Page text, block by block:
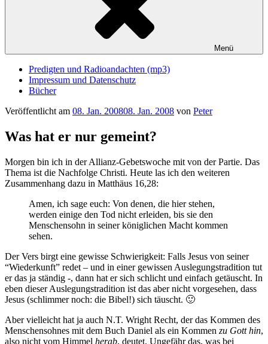
Menü
Predigten und Radioandachten (mp3)
Impressum und Datenschutz
Bücher
Veröffentlicht am 08. Jan. 200808. Jan. 2008 von Peter
Was hat er nur gemeint?
Morgen bin ich in der Allianz-Gebetswoche mit von der Partie. Das
Thema ist die Nachfolge Christi. Heute las ich den weiteren
Zusammenhang dazu in Matthäus 16,28:
Amen, ich sage euch: Von denen, die hier stehen,
werden einige den Tod nicht erleiden, bis sie den
Menschensohn in seiner königlichen Macht kommen
sehen.
Der Vers birgt eine gewisse Schwierigkeit: Falls Jesus von seiner
“Wiederkunft” redet – und in einer gewissen Auslegungstradition tut
er das ja ständig -, dann hat er sich schlicht und einfach getäuscht. In
eben dieser Auslegungstradition ist das aber nicht vorgesehen, dass
Jesus (schlimmer noch: die Bibel!) sich täuscht. 🙂
Aber vielleicht hat ja auch N.T. Wright Recht, der das Kommen des
Menschensohnes mit dem Buch Daniel als ein Kommen zu Gott hin,
also nicht vom Himmel herab, deutet. Ungefähr das, was bei